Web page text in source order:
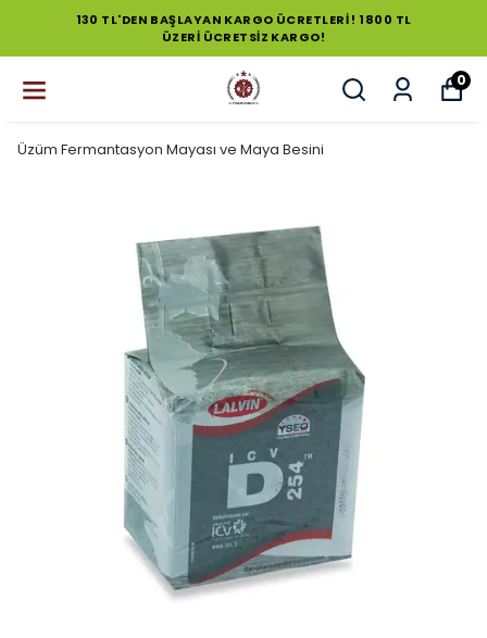
130 TL'DEN BAŞLAYAN KARGO ÜCRETLERİ ! 1800 TL
ÜZERİ ÜCRETSİZ KARGO!
0
Üzüm Fermantasyon Mayası ve Maya Besini